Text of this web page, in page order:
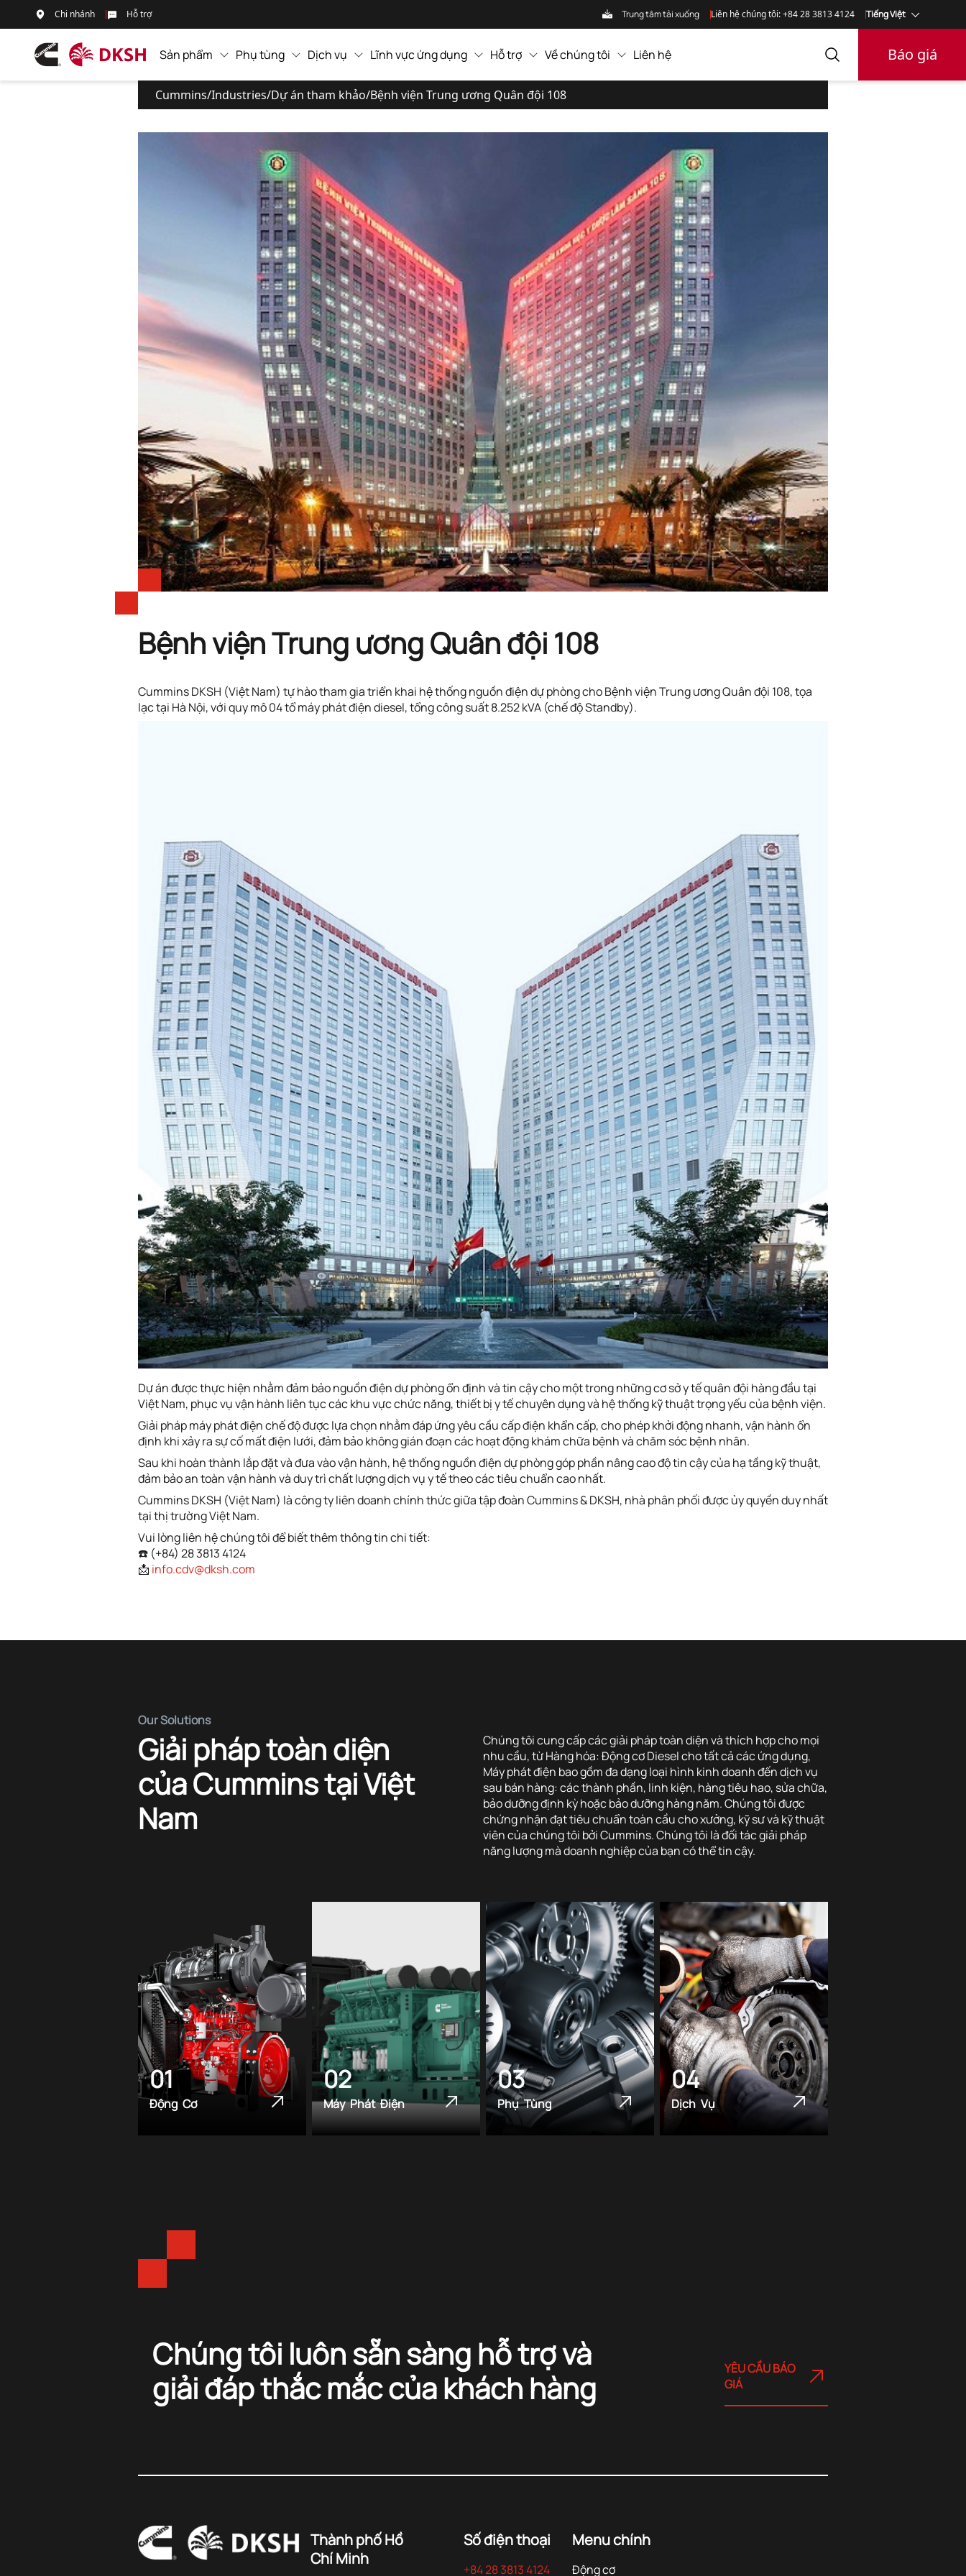
Chi nhánh Hỗ trợ Trung tâm tải xuống Liên hệ chúng tôi: +84 28 3813 4124 Tiếng Việt
Sản phẩm Phụ tùng Dịch vụ Lĩnh vực ứng dụng Hỗ trợ Về chúng tôi Liên hệ Báo giá
Cummins/Industries/Dự án tham khảo/Bệnh viện Trung ương Quân đội 108
Bệnh viện Trung ương Quân đội 108
Cummins DKSH (Việt Nam) tự hào tham gia triển khai hệ thống nguồn điện dự phòng cho Bệnh viện Trung ương Quân đội 108, tọa
lạc tại Hà Nội, với quy mô 04 tổ máy phát điện diesel, tổng công suất 8.252 kVA (chế độ Standby).
Dự án được thực hiện nhằm đảm bảo nguồn điện dự phòng ổn định và tin cậy cho một trong những cơ sở y tế quân đội hàng đầu tại
Việt Nam, phục vụ vận hành liên tục các khu vực chức năng, thiết bị y tế chuyên dụng và hệ thống kỹ thuật trọng yếu của bệnh viện.
Giải pháp máy phát điện chế độ được lựa chọn nhằm đáp ứng yêu cầu cấp điện khẩn cấp, cho phép khởi động nhanh, vận hành ổn
định khi xảy ra sự cố mất điện lưới, đảm bảo không gián đoạn các hoạt động khám chữa bệnh và chăm sóc bệnh nhân.
Sau khi hoàn thành lắp đặt và đưa vào vận hành, hệ thống nguồn điện dự phòng góp phần nâng cao độ tin cậy của hạ tầng kỹ thuật,
đảm bảo an toàn vận hành và duy trì chất lượng dịch vụ y tế theo các tiêu chuẩn cao nhất.
Cummins DKSH (Việt Nam) là công ty liên doanh chính thức giữa tập đoàn Cummins & DKSH, nhà phân phối được ủy quyền duy nhất
tại thị trường Việt Nam.
Vui lòng liên hệ chúng tôi để biết thêm thông tin chi tiết:
☎️ (+84) 28 3813 4124
📩 info.cdv@dksh.com
Our Solutions
Giải pháp toàn diện
của Cummins tại Việt
Nam
Chúng tôi cung cấp các giải pháp toàn diện và thích hợp cho mọi
nhu cầu, từ Hàng hóa: Động cơ Diesel cho tất cả các ứng dụng,
Máy phát điện bao gồm đa dạng loại hình kinh doanh đến dịch vụ
sau bán hàng: các thành phần, linh kiện, hàng tiêu hao, sửa chữa,
bảo dưỡng định kỳ hoặc bảo dưỡng hàng năm. Chúng tôi được
chứng nhận đạt tiêu chuẩn toàn cầu cho xưởng, kỹ sư và kỹ thuật
viên của chúng tôi bởi Cummins. Chúng tôi là đối tác giải pháp
năng lượng mà doanh nghiệp của bạn có thể tin cậy.
01
Động Cơ
02
Máy Phát Điện
03
Phụ Tùng
04
Dịch Vụ
Chúng tôi luôn sẵn sàng hỗ trợ và
giải đáp thắc mắc của khách hàng
YÊU CẦU BÁO
GIÁ
Thành phố Hồ
Chí Minh
Số điện thoại
+84 28 3813 4124
Menu chính
Động cơ